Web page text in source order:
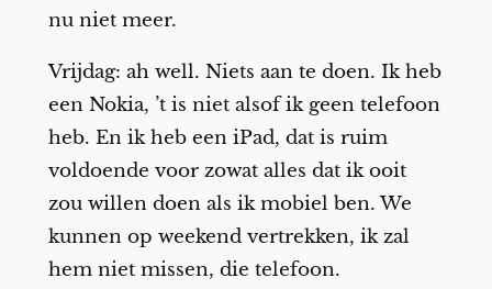
nu niet meer.
Vrijdag: ah well. Niets aan te doen. Ik heb
een Nokia, ’t is niet alsof ik geen telefoon
heb. En ik heb een iPad, dat is ruim
voldoende voor zowat alles dat ik ooit
zou willen doen als ik mobiel ben. We
kunnen op weekend vertrekken, ik zal
hem niet missen, die telefoon.